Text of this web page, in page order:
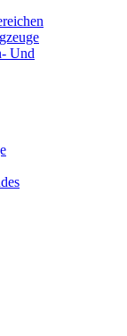
Und